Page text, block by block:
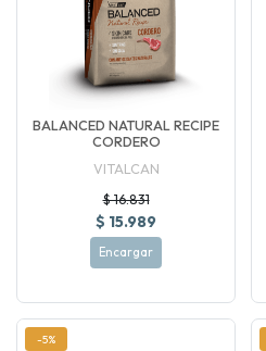
BALANCED NATURAL RECIPE
CORDERO
VITALCAN
$ 16.831
$ 15.989
Encargar
-5%